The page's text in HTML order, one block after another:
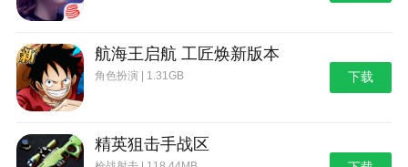
航海王启航 工匠焕新版本
角色扮演 | 1.31GB 下载
精英狙击手战区